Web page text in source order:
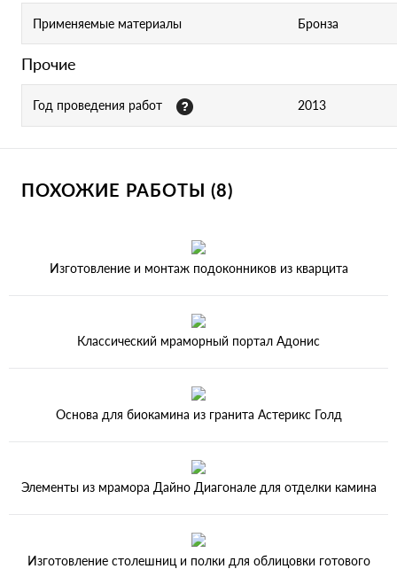
Применяемые материалы Бронза
Прочие
Год проведения работ 2013
ПОХОЖИЕ РАБОТЫ (8)
Изготовление и монтаж подоконников из кварцита
Классический мраморный портал Адонис
Основа для биокамина из гранита Астерикс Голд
Элементы из мрамора Дайно Диагонале для отделки камина
Изготовление столешниц и полки для облицовки готового